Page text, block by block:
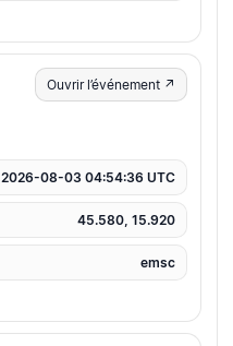
Ouvrir l’événement ↗
2026-08-03 04:54:36 UTC
45.580, 15.920
emsc